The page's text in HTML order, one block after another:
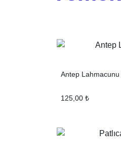
Antep Lahmacunu
125,00 ₺